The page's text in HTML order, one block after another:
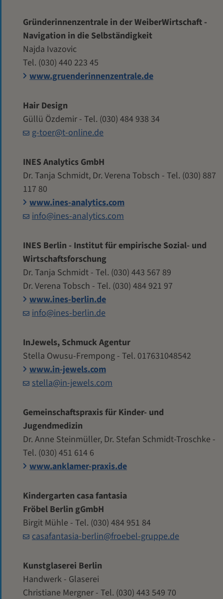
Gründerinnenzentrale in der WeiberWirtschaft -
Navigation in die Selbständigkeit
Najda Ivazovic
Tel. (030) 440 223 45
www.gruenderinnenzentrale.de
Hair Design
Güllü Özdemir - Tel. (030) 484 938 34
g-toer@t-online.de
INES Analytics GmbH
Dr. Tanja Schmidt, Dr. Verena Tobsch - Tel. (030) 887
117 80
www.ines-analytics.com
info@ines-analytics.com
INES Berlin - Institut für empirische Sozial- und
Wirtschaftsforschung
Dr. Tanja Schmidt - Tel. (030) 443 567 89
Dr. Verena Tobsch - Tel. (030) 484 921 97
www.ines-berlin.de
info@ines-berlin.de
InJewels, Schmuck Agentur
Stella Owusu-Frempong - Tel. 017631048542
www.in-jewels.com
stella@in-jewels.com
Gemeinschaftspraxis für Kinder- und
Jugendmedizin
Dr. Anne Steinmüller, Dr. Stefan Schmidt-Troschke -
Tel. (030) 451 614 6
www.anklamer-praxis.de
Kindergarten casa fantasia
Fröbel Berlin gGmbH
Birgit Mühle - Tel. (030) 484 951 84
casafantasia-berlin@froebel-gruppe.de
Kunstglaserei Berlin
Handwerk - Glaserei
Christiane Mergner - Tel. (030) 443 549 70